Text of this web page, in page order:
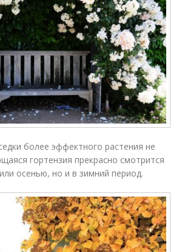
более эффектного растения не
гортензия прекрасно смотрится
осенью, но и в зимний период.